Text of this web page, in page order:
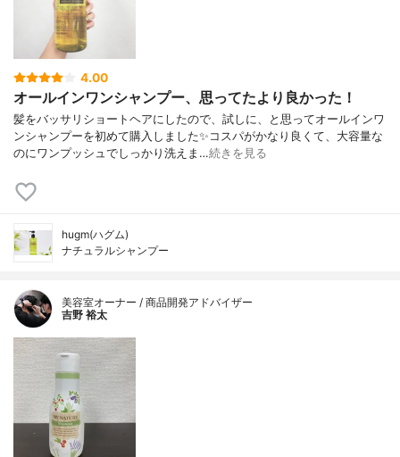
4.00
オールインワンシャンプー、思ってたより良かった！
髪をバッサリショートヘアにしたので、試しに、と思ってオールインワ
ンシャンプーを初めて購入しました✨コスパがかなり良くて、大容量な
のにワンプッシュでしっかり洗えま…続きを見る
hugm(ハグム)
ナチュラルシャンプー
美容室オーナー / 商品開発アドバイザー
吉野 裕太